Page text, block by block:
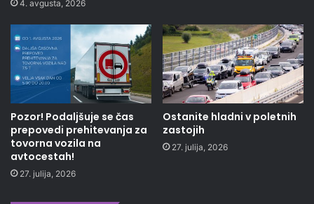
4. avgusta, 2026
Pozor! Podaljšuje se čas
prepovedi prehitevanja za
tovorna vozila na
avtocestah!
27. julija, 2026
Ostanite hladni v poletnih
zastojih
27. julija, 2026